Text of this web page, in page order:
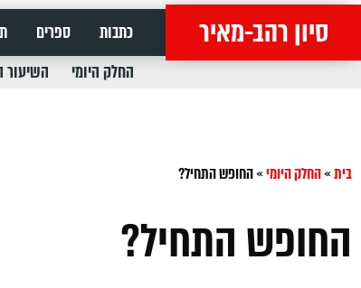
סיון רהב-מאיר כתבות ספרים
החלק היומי
השיעור
בית»החלק היומי»החופש התחיל?
החופש התחיל?